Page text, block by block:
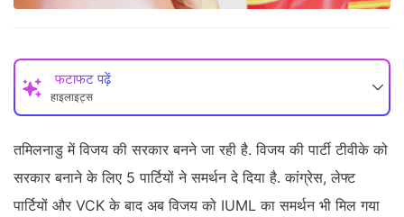
फटाफट पढ़ें
हाइलाइट्स
तमिलनाडु में विजय की सरकार बनने जा रही है. विजय की पार्टी टीवीके को
सरकार बनाने के लिए 5 पार्टियों ने समर्थन दे दिया है. कांग्रेस, लेफ्ट
पार्टियों और VCK के बाद अब विजय को IUML का समर्थन भी मिल गया